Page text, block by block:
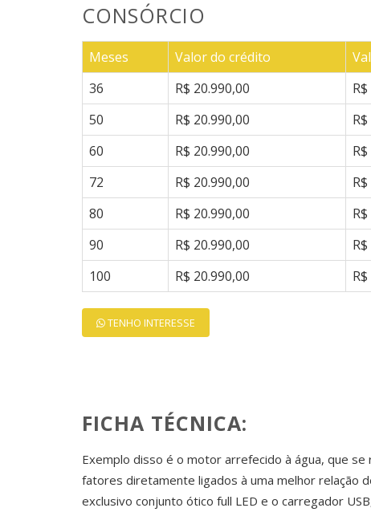
CONSÓRCIO
Meses Valor do crédito
36
R$ 20.990,00
50
R$ 20.990,00
60
R$ 20.990,00
72
R$ 20.990,00
80
R$ 20.990,00
90
R$ 20.990,00
100
R$ 20.990,00
TENHO INTERESSE
FICHA TÉCNICA:
Exemplo disso é o motor arrefecido à água, que
fatores diretamente ligados à uma melhor relação
exclusivo conjunto ótico full LED e o carregador